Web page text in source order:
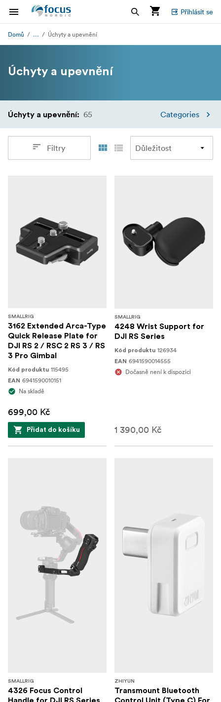
Přihlásit se
Domů ... Úchyty a upevnění
Úchyty a upevnění
Úchyty a upevnění: 65 Categories
Filtry
SMALLRIG
3162 Extended Arca-Type
Quick Release Plate for
DJI RS 2 / RSC 2 RS 3 / RS
3 Pro Gimbal
Kód produktu 115495
EAN 6941590010151
Na skladě
699,00 Kč
Přidat do košíku
SMALLRIG
4248 Wrist Support for
DJI RS Series
Kód produktu 126934
EAN 6941590014555
Dočasně není k dispozici
1 390,00 Kč
SMALLRIG
4326 Focus Control
ZHIYUN
Transmount Bluetooth